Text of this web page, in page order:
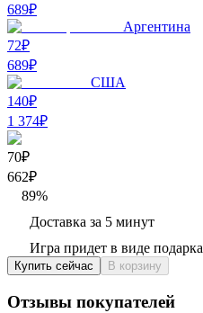
689₽
Аргентина
72₽
689₽
США
140₽
1 374₽
70₽
662₽
89%
Доставка за 5 минут
Игра придет в виде подарка
Купить сейчас В корзину
Отзывы покупателей